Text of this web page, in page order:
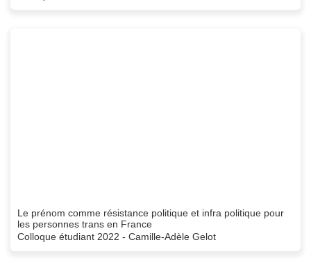
Le prénom comme résistance politique et infra politique pour
les personnes trans en France
Colloque étudiant 2022 - Camille-Adèle Gelot